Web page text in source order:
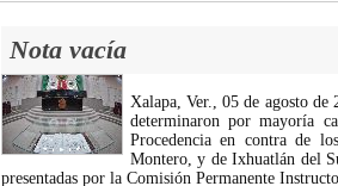
Nota vacía
Xalapa, Ver., 05 de agosto
determinaron por mayoría
Procedencia en contra de
Montero, y de Ixhuatlán del
presentadas por la Comisión Permanente